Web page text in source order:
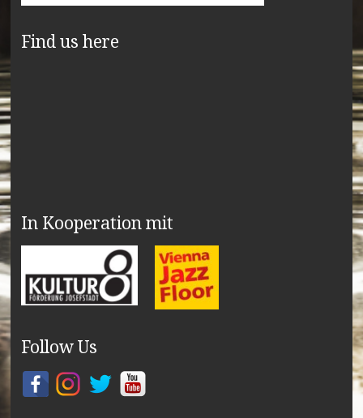
Find us here
In Kooperation mit
Follow Us